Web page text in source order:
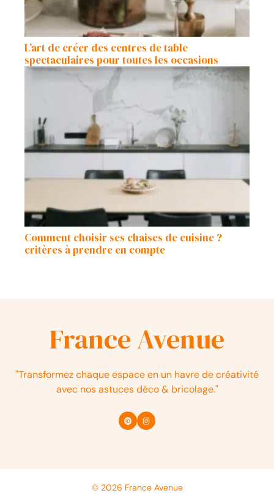
L’art de créer des centres de table
spectaculaires pour toutes les occasions
Comment choisir ses chaises de cuisine ?
critères à prendre en compte
France Avenue
"Transformez chaque espace en un havre de créativité
avec nos astuces déco & bricolage."
© 2026 France Avenue